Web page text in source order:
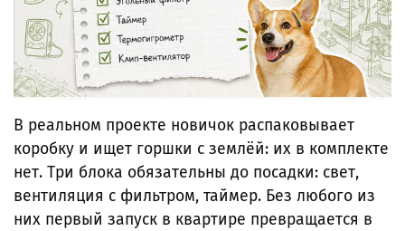
В реальном проекте новичок распаковывает
коробку и ищет горшки с землёй: их в комплекте
нет. Три блока обязательны до посадки: свет,
вентиляция с фильтром, таймер. Без любого из
них первый запуск в квартире превращается в